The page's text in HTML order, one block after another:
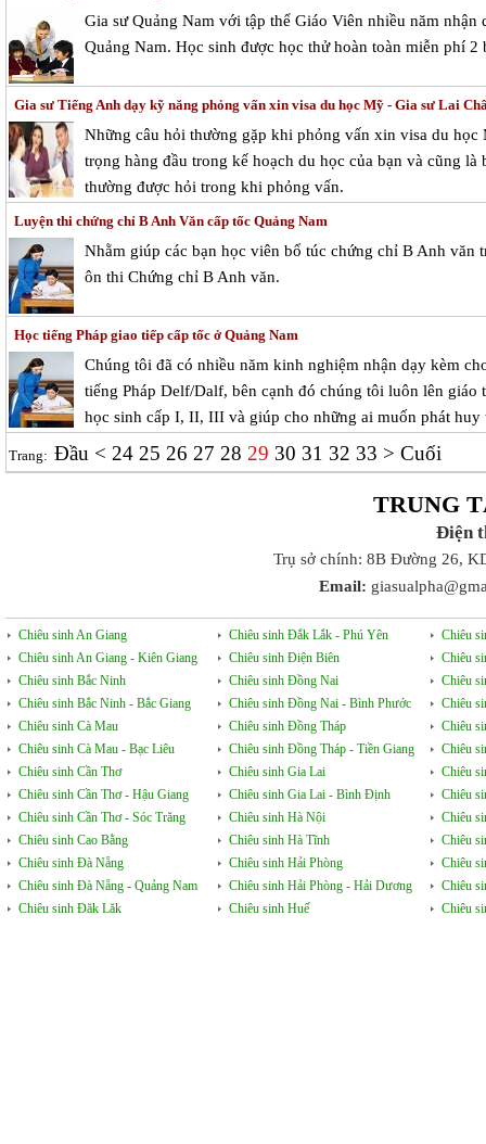
Gia sư Quảng Nam với tập thể Giáo Viên nhiều năm
Quảng Nam. Học sinh được học thử hoàn toàn miễn phí 2
Gia sư Tiếng Anh dạy kỹ năng phỏng vấn xin visa du học Mỹ - Gia sư Lai
Những câu hỏi thường gặp khi phỏng vấn xin visa du
trọng hàng đầu trong kế hoạch du học của bạn và cũng
thường được hỏi trong khi phỏng vấn.
Luyện thi chứng chỉ B Anh Văn cấp tốc Quảng Nam
Nhằm giúp các bạn học viên bổ túc chứng chỉ B Anh văn
ôn thi Chứng chỉ B Anh văn.
Học tiếng Pháp giao tiếp cấp tốc ở Quảng Nam
Chúng tôi đã có nhiều năm kinh nghiệm nhận dạy kèm
tiếng Pháp Delf/Dalf, bên cạnh đó chúng tôi luôn lên giáo
học sinh cấp I, II, III và giúp cho những ai muốn phát huy
Trang: Đầu < 24 25 26 27 28 29 30 31 32 33 > Cuối
TRUNG
Điện
Trụ sở chính: 8B Đường 26,
Email:
Chiêu sinh An Giang
Chiêu sinh An Giang - Kiên Giang
Chiêu sinh Bắc Ninh
Chiêu sinh Bắc Ninh - Bắc Giang
Chiêu sinh Cà Mau
Chiêu sinh Cà Mau - Bạc Liêu
Chiêu sinh Cần Thơ
Chiêu sinh Cần Thơ - Hậu Giang
Chiêu sinh Cần Thơ - Sóc Trăng
Chiêu sinh Cao Bằng
Chiêu sinh Đà Nẵng
Chiêu sinh Đà Nẵng - Quảng Nam
Chiêu sinh Đăk Lăk
Chiêu sinh Đắk Lắk - Phú Yên
Chiêu sinh Điện Biên
Chiêu sinh Đồng Nai
Chiêu sinh Đồng Nai - Bình Phước
Chiêu sinh Đồng Tháp
Chiêu sinh Đồng Tháp - Tiền Giang
Chiêu sinh Gia Lai
Chiêu sinh Gia Lai - Bình Định
Chiêu sinh Hà Nội
Chiêu sinh Hà Tĩnh
Chiêu sinh Hải Phòng
Chiêu sinh Hải Phòng - Hải Dương
Chiêu sinh Huế
Chiêu
Chiêu
Chiêu
Chiêu
Chiêu
Chiêu
Chiêu
Chiêu
Chiêu
Chiêu
Chiêu
Chiêu
Chiêu